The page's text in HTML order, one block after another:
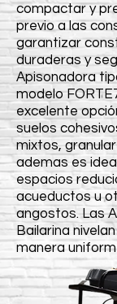
compactar y
previo a las
garantizar
duraderas y
Apisonadora
modelo
excelente
suelos
mixtos,
ademas es
espacios
acueductos u
angostos. Las
Bailarina
manera